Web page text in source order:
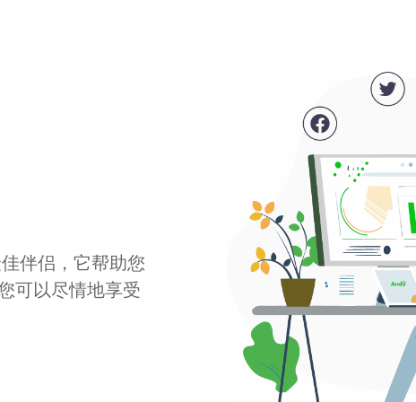
伴侣，它帮助您
可以尽情地享受